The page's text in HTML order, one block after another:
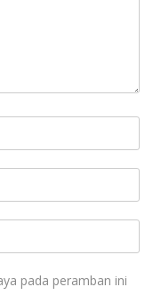
pada peramban ini